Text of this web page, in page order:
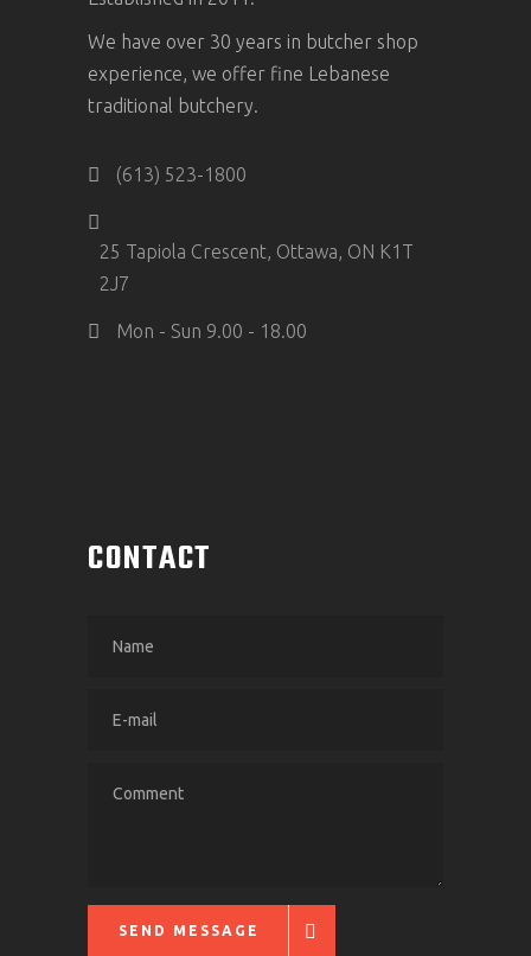
We have over 30 years in butcher shop
experience, we offer fine Lebanese
traditional butchery.
(613) 523-1800
25 Tapiola Crescent, Ottawa, ON K1T
2J7
Mon - Sun 9.00 - 18.00
CONTACT
SEND MESSAGE